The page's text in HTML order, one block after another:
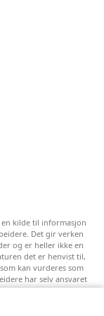
en kilde til informasjon
Det gir verken
og er heller ikke en
det er henvist til,
kan vurderes som
har selv ansvaret
og
for eller godtas av